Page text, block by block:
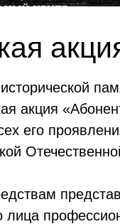
акция
его
лица